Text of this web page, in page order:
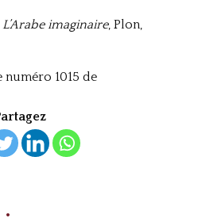
L’Arabe imaginaire, Plon,
1015 de